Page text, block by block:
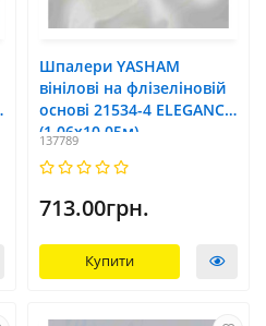
Шпалери YASHAM
вінілові на флізеліновій
основі 21534-4 ELEGANCE
(1,06х10,05м)
137789
713.00грн.
Купити